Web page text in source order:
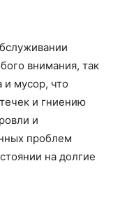
внимания, так
и мусор, что
и гниению
и
проблем
на долгие